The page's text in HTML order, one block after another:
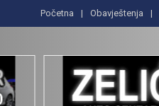
Početna Obavještenja